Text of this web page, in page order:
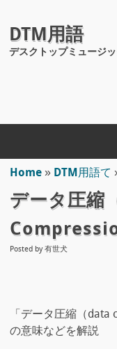
DTM用語
デスクトップミュージ
Home » DTM用語て
データ圧縮
Posted by有世犬
「データ圧縮（data
の意味などを解説